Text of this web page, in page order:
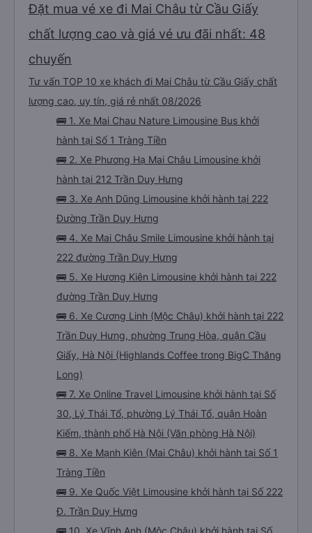
Đặt mua vé xe đi Mai Châu từ Cầu Giấy
chất lượng cao và giá vé ưu đãi nhất: 48
chuyến
Tư vấn TOP 10 xe khách đi Mai Châu từ Cầu Giấy chất
lượng cao, uy tín, giá rẻ nhất 08/2026
🚌 1. Xe Mai Chau Nature Limousine Bus khởi
hành tại Số 1 Tràng Tiền
🚌 2. Xe Phương Hạ Mai Châu Limousine khởi
hành tại 212 Trần Duy Hưng
🚌 3. Xe Anh Dũng Limousine khởi hành tại 222
Đường Trần Duy Hưng
🚌 4. Xe Mai Châu Smile Limousine khởi hành tại
222 đường Trần Duy Hưng
🚌 5. Xe Hương Kiên Limousine khởi hành tại 222
đường Trần Duy Hưng
🚌 6. Xe Cương Linh (Mộc Châu) khởi hành tại 222
Trần Duy Hưng, phường Trung Hòa, quận Cầu
Giấy, Hà Nội (Highlands Coffee trong BigC Thăng
Long)
🚌 7. Xe Online Travel Limousine khởi hành tại Số
30, Lý Thái Tổ, phường Lý Thái Tổ, quận Hoàn
Kiếm, thành phố Hà Nội (Văn phòng Hà Nội)
🚌 8. Xe Mạnh Kiên (Mai Châu) khởi hành tại Số 1
Tràng Tiền
🚌 9. Xe Quốc Việt Limousine khởi hành tại Số 222
Đ. Trần Duy Hưng
🚌 10. Xe Vĩnh Anh (Mộc Châu) khởi hành tại Số